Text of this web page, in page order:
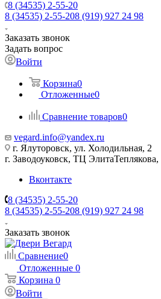
8 (34535) 2-55-20
8 (34535) 2-55-208 (919) 927 24 98
Заказать звонок
Задать вопрос
Войти
Корзина0
Отложенные0
Сравнение товаров0
vegard.info@yandex.ru
г. Ялуторовск, ул. Холодильная, 2
г. Заводоуковск, ​ТЦ Элита​Теплякова,
Вконтакте
8 (34535) 2-55-20
8 (34535) 2-55-208 (919) 927 24 98
Заказать звонок
Сравнение0
Отложенные 0
Корзина 0
Войти